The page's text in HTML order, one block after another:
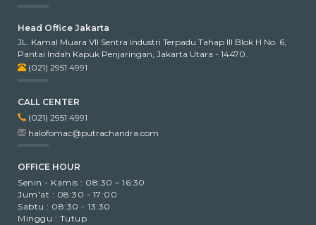
Head Office Jakarta
JL. Kamal Muara VII Sentra Industri Terpadu Tahap III Blok H No. 6,
Pantai Indah Kapuk Penjaringan, Jakarta Utara - 14470.
(021) 2951 4991
CALL CENTER
(021) 2951 4991
halofomac@putrachandra.com
OFFICE HOUR
Senin - Kamis : 08:30 – 16:30
Jum'at : 08:30 - 17:00
Sabtu : 08:30 - 13:30
Minggu : Tutup